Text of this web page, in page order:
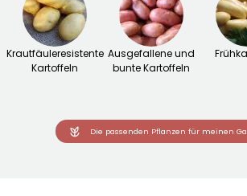
Krautfäuleresistente
Kartoffeln
Ausgefallene und
bunte Kartoffeln
Die passenden Pflanzen für meinen